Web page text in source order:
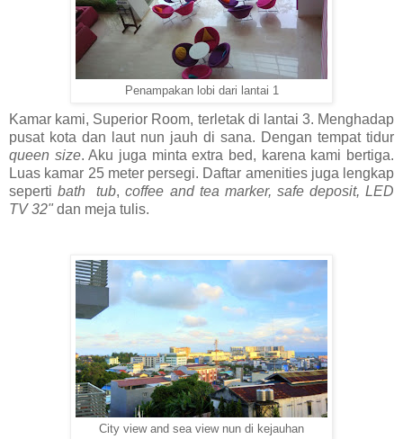
Penampakan lobi dari lantai 1
Kamar kami, Superior Room, terletak di lantai 3. Menghadap
pusat kota dan laut nun jauh di sana. Dengan tempat tidur
queen size. Aku juga minta extra bed, karena kami bertiga.
Luas kamar 25 meter persegi. Daftar amenities juga lengkap
sepertibath tub,coffee and tea marker, safe deposit, LED
TV 32" dan meja tulis.
City view and sea view nun di kejauhan